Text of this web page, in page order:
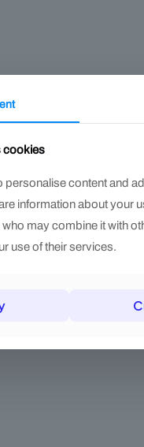
y el entorno,
de protección es
o en jornadas
la
cookies
personalise content and
information about your
may combine it with
use of their services.